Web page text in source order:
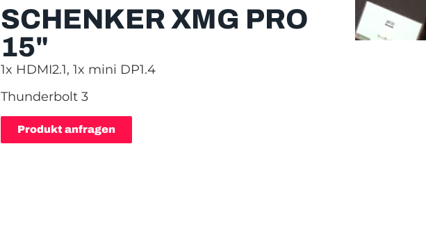
SCHENKER XMG PRO
15"
1x HDMI2.1, 1x mini DP1.4
Thunderbolt 3
Produkt anfragen